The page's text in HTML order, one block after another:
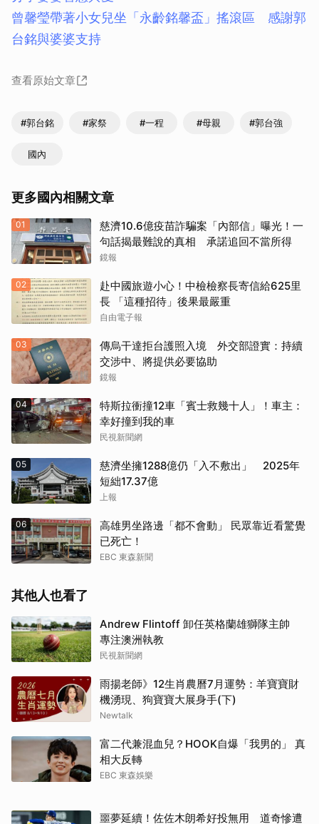
曾馨瑩帶著小女兒坐「永齡銘馨盃」搖滾區 感謝郭
台銘與婆婆支持
查看原始文章
#郭台銘 #家祭 #一程 #母親 #郭台強
國內
更多國內相關文章
01
慈濟10.6億疫苗詐騙案「內部信」曝光！一
句話揭最難說的真相 承諾追回不當所得
鏡報
02
赴中國旅遊小心！中檢檢察長寄信給625里
長 「這種招待」後果最嚴重
自由電子報
03
傳烏干達拒台護照入境 外交部證實：持續
交涉中、將提供必要協助
鏡報
04
特斯拉衝撞12車「賓士救幾十人」！車主：
幸好撞到我的車
民視新聞網
05
慈濟坐擁1288億仍「入不敷出」 2025年
短絀17.37億
上報
06
高雄男坐路邊「都不會動」 民眾靠近看驚覺
已死亡！
EBC 東森新聞
其他人也看了
Andrew Flintoff 卸任英格蘭雄獅隊主帥
專注澳洲執教
民視新聞網
雨揚老師》12生肖農曆7月運勢：羊寶寶財
機湧現、狗寶寶大展身手(下)
Newtalk
富二代兼混血兒？HOOK自爆「我男的」 真
相大反轉
EBC 東森娛樂
噩夢延續！佐佐木朗希好投無用 道奇慘遭